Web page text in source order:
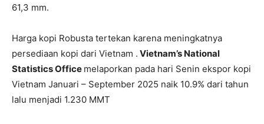
61,3 mm.
Harga kopi Robusta tertekan karena meningkatnya
persediaan kopi dari Vietnam . Vietnam’s National
Statistics Office melaporkan pada hari Senin ekspor kopi
Vietnam Januari – September 2025 naik 10.9% dari tahun
lalu menjadi 1.230 MMT